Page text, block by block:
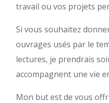
travail ou vos projets
Si vous souhaitez
ouvrages usés par le
lectures, je prendrais
accompagnent une vie
Mon but est de vous